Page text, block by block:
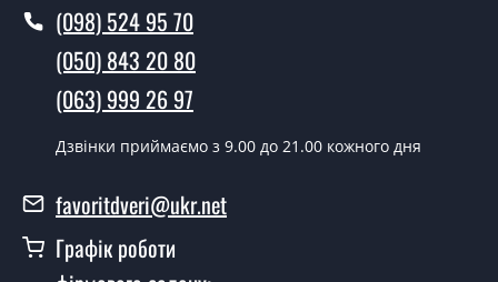
У той самий день протягом кількох годин, за умови
наявності їх на складі, чи наступного дня.
Чи можна на сьогодні викликати
замірника?
Так можна.
У вас є в наявності готові вуличні
двері?
Так, ми маємо великий асортимент готових вуличних
(098) 524 95 70
(050) 843 20 80
(063) 999 26 97
Дзвінки приймаємо з 9.00 до 21.00 кожного дня
favoritdveri@ukr.net
Графік роботи